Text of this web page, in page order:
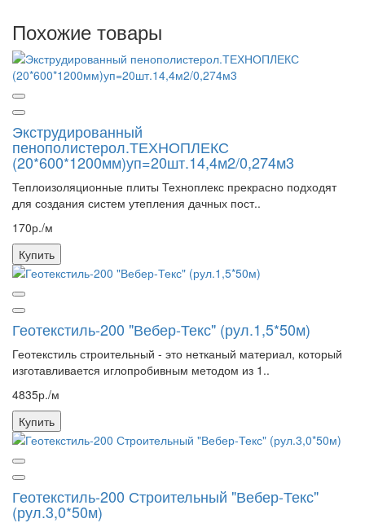
Похожие товары
Экструдированный
пенополистерол.ТЕХНОПЛЕКС
(20*600*1200мм)уп=20шт.14,4м2/0,274м3
Теплоизоляционные плиты Техноплекс прекрасно подходят
для создания систем утепления дачных пост..
170р./м
Купить
Геотекстиль-200 "Вебер-Текс" (рул.1,5*50м)
Геотекстиль строительный - это нетканый материал, который
изготавливается иглопробивным методом из 1..
4835р./м
Купить
Геотекстиль-200 Строительный "Вебер-Текс"
(рул.3,0*50м)